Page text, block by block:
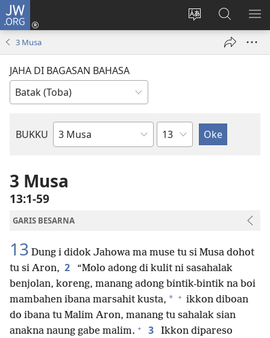
JW.ORG
Ganti
Log
Lului
di
JW.ORG
3 Musa
JAHA DI BAGASAN BAHASA
BUKKU
Bukku
Bindu
3 Musa
13:1-59
GARIS BESARNA
13 Dung i didok Jahowa ma muse tu si Musa dohot
tu si Aron, 2
“Molo adong di kulit ni sasahalak
benjolan, koreng, manang adong bintik-bintik na boi
mambahen ibana marsahit kusta, * + ikkon diboan
do ibana tu Malim Aron, manang tu sahalak sian
anakna naung gabe malim. + 3
Ikkon dipareso